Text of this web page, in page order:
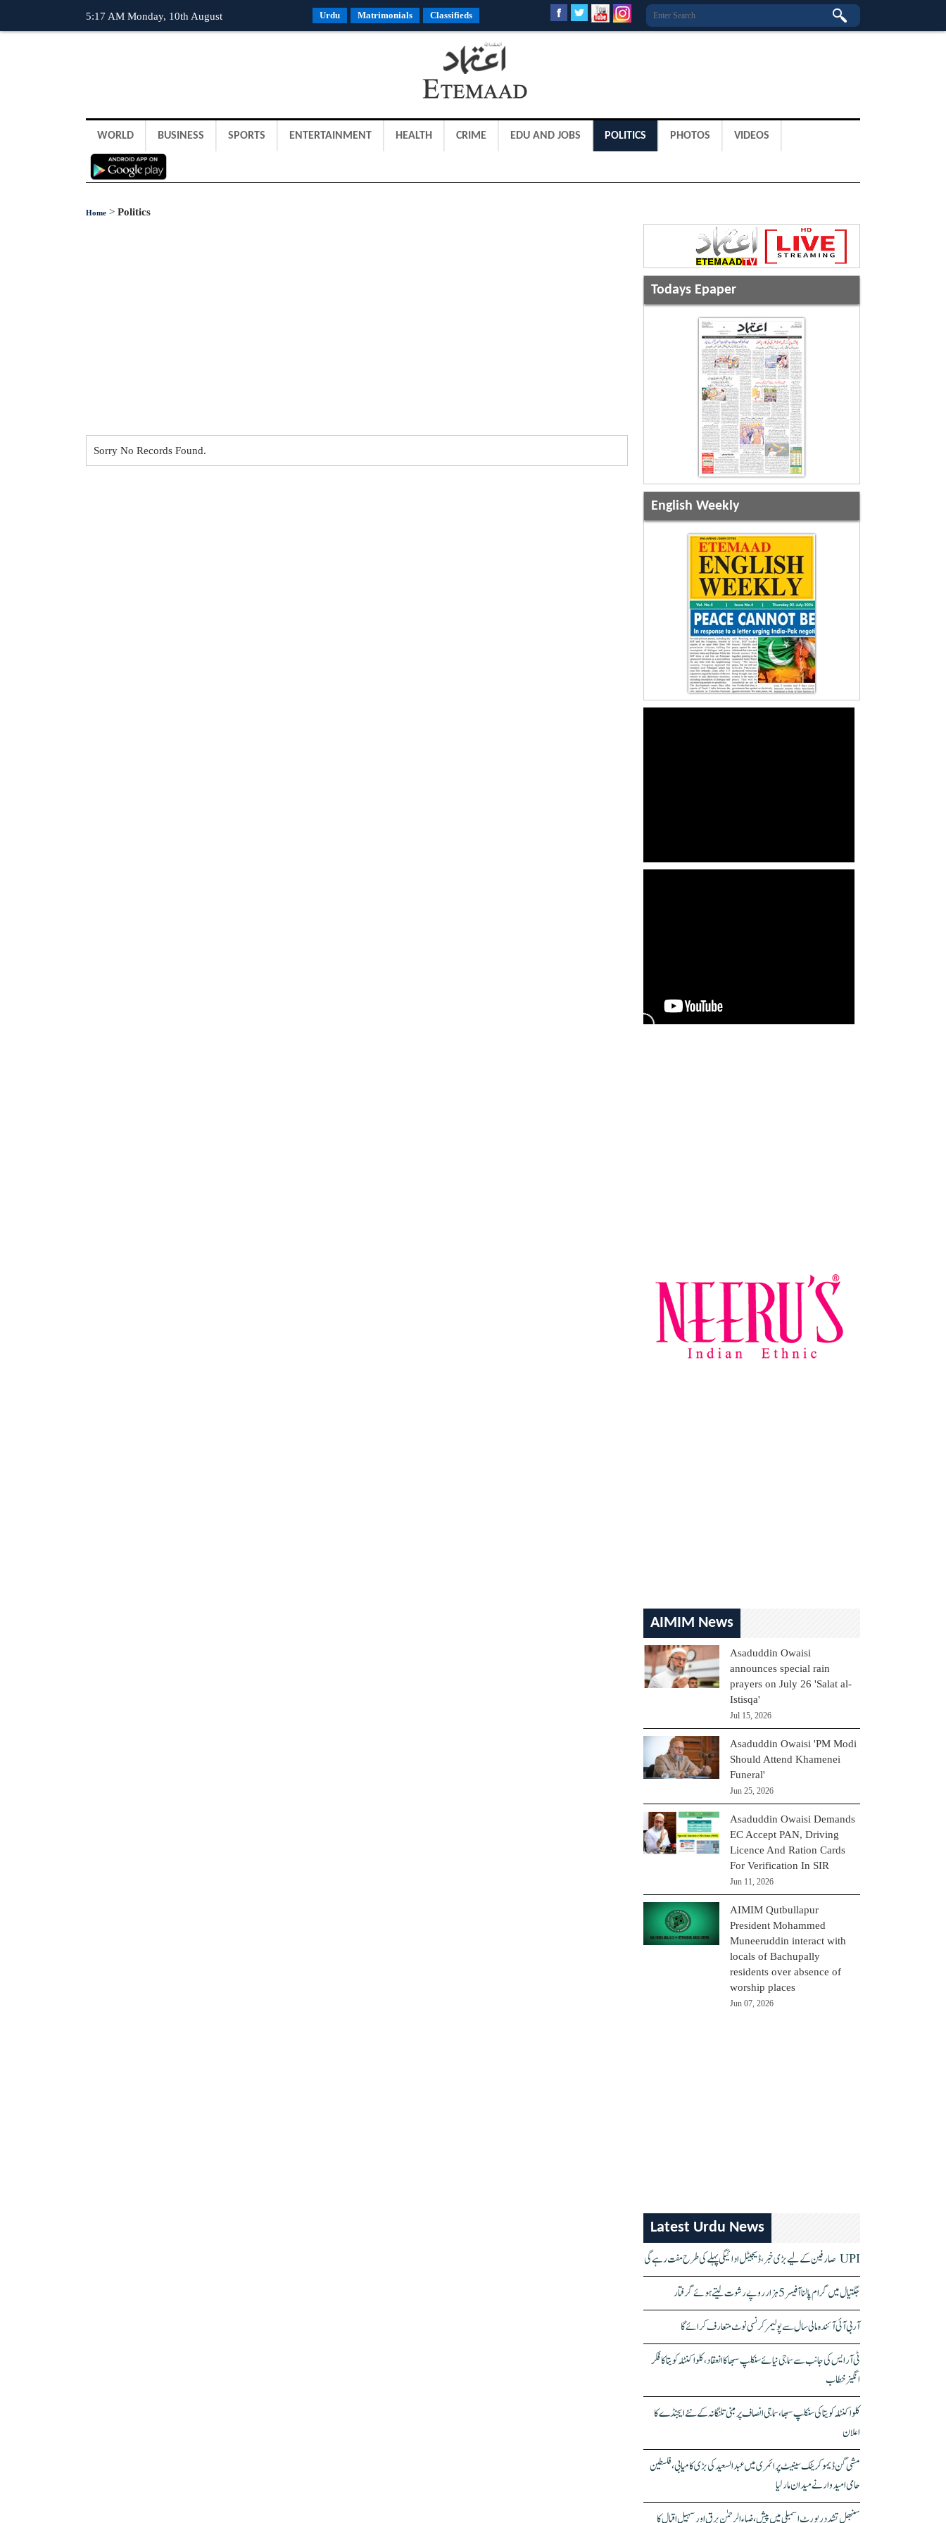
5:17 AM Monday, 10th August Urdu Matrimonials Classifieds
WORLD BUSINESS SPORTS ENTERTAINMENT HEALTH CRIME EDU AND JOBS POLITICS PHOTOS VIDEOS
Home > Politics
Sorry No Records Found.
Todays Epaper
English Weekly
AIMIM News
Asaduddin Owaisi
announces special rain
prayers on July 26 'Salat al-
Istisqa'
Jul 15, 2026
Asaduddin Owaisi 'PM Modi
Should Attend Khamenei
Funeral'
Jun 25, 2026
Asaduddin Owaisi Demands
EC Accept PAN, Driving
Licence And Ration Cards
For Verification In SIR
Jun 11, 2026
AIMIM Qutbullapur
President Mohammed
Muneeruddin interact with
locals of Bachupally
residents over absence of
worship places
Jun 07, 2026
Latest Urdu News
UPI صارفین کے لیے بڑی خبر، ڈیجیٹل ادائیگی پہلے کی طرح مفت رہے گی
جگتیال میں گرام پالنا آفیسر 5 ہزار روپے رشوت لیتے ہوئے گرفتار
آر بی آئی آئندہ مالی سال سے پولیمر کرنسی نوٹ متعارف کرائے گا
ٹی آر ایس کی جانب سے سماجی نیائے سنکلپ سبھا کا انعقاد، کلواکنٹلہ کویتا کا فکر
انگیز خطاب
کلواکنٹلہ کویتا کی سنکلپ سبھا، سماجی انصاف پر مبنی تلنگانہ کے نئے ایجنڈے کا
اعلان
مشی گن ڈیموکریٹک سینیٹ پرائمری میں عبدالسعید کی بڑی کامیابی، فلسطین
حامی امیدوار نے میدان مار لیا
سنبھل تشدد رپورٹ اسمبلی میں پیش، ضیاء الرحمٰن برق اور سہیل اقبال کا